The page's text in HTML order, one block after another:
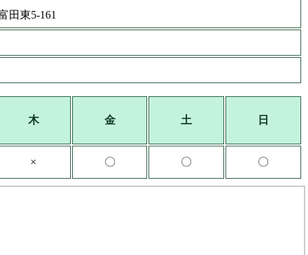
田東5-161
木 金 土 日
× 〇 〇 〇